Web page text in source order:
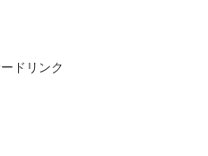
ドリンク